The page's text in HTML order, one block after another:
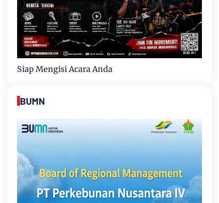
Siap Mengisi Acara Anda
BUMN